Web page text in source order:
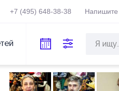
+7 (495) 648-38-38